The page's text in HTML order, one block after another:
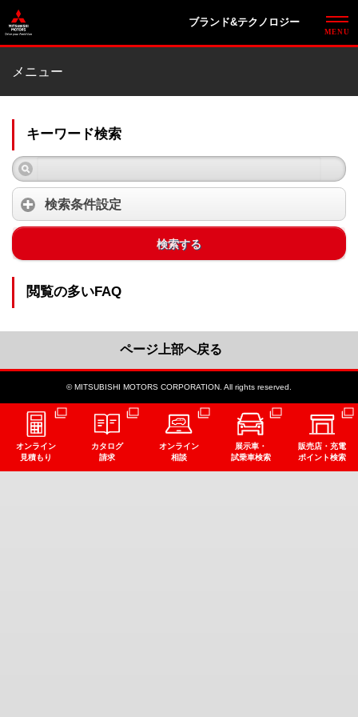
ブランド&テクノロジー
メニュー
キーワード検索
検索条件設定
検索する
閲覧の多いFAQ
ページ上部へ戻る
© MITSUBISHI MOTORS CORPORATION. All rights reserved.
オンライン
見積もり
カタログ
請求
オンライン
相談
展示車・
試乗車検索
販売店・充電
ポイント検索